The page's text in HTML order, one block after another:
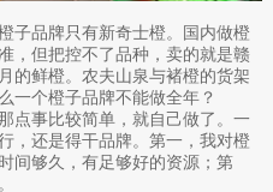
子品牌只有新奇士橙。国内做橙
，但把控不了品种，卖的就是赣
的鲜橙。农夫山泉与褚橙的货架
一个橙子品牌不能做全年？
点事比较简单，就自己做了。一
，还是得干品牌。第一，我对橙
间够久，有足够好的资源；第